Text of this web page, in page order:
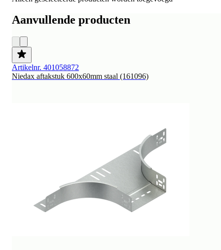
Aanvullende producten
Artikelnr. 401058872
Niedax aftakstuk 600x60mm staal (161096)